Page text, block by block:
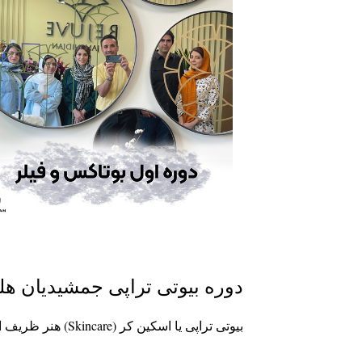
دوره بیوتی تراپی جمشیدیان
بیوتی تراپی یا اسکین کر (Skincare) هنر ظریف احیای پوست می باشد و به مراقبت و نگهداری از پوست می پردازد.